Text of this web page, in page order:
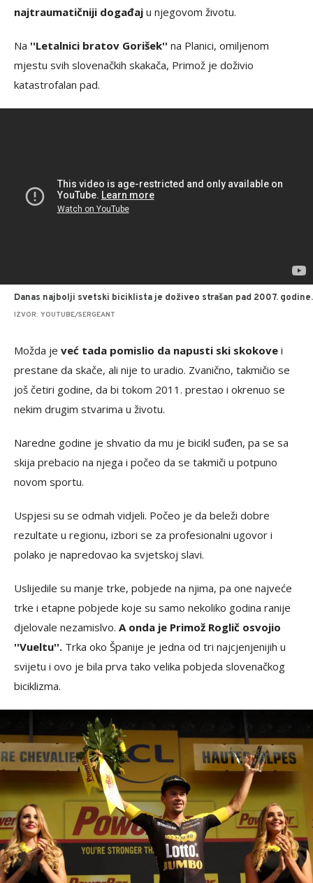
najtraumatičniji događaj u njegovom životu.
Na ''Letalnici bratov Gorišek'' na Planici, omiljenom
mjestu svih slovenačkih skakača, Primož je doživio
katastrofalan pad.
Danas najbolji svetski biciklista je doživeo strašan pad 2007. godine.
IZVOR: YOUTUBE/SERGEANT
Možda je već tada pomislio da napusti ski skokove i
prestane da skače, ali nije to uradio. Zvanično, takmičio se
još četiri godine, da bi tokom 2011. prestao i okrenuo se
nekim drugim stvarima u životu.
Naredne godine je shvatio da mu je bicikl suđen, pa se sa
skija prebacio na njega i počeo da se takmiči u potpuno
novom sportu.
Uspjesi su se odmah vidjeli. Počeo je da beleži dobre
rezultate u regionu, izbori se za profesionalni ugovor i
polako je napredovao ka svjetskoj slavi.
Uslijedile su manje trke, pobjede na njima, pa one najveće
trke i etapne pobjede koje su samo nekoliko godina ranije
djelovale nezamislvo. A onda je Primož Roglič osvojio
''Vueltu''. Trka oko Španije je jedna od tri najcjenjenijih u
svijetu i ovo je bila prva tako velika pobjeda slovenačkog
biciklizma.